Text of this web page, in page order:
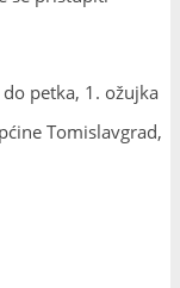
petka, 1. ožujka
Tomislavgrad,